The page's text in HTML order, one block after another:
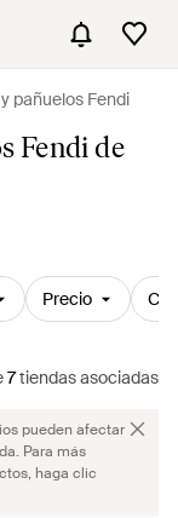
pañuelos Fendi
Fendi de
Precio
7tiendas asociadas
pueden afectar
Para más
haga clic